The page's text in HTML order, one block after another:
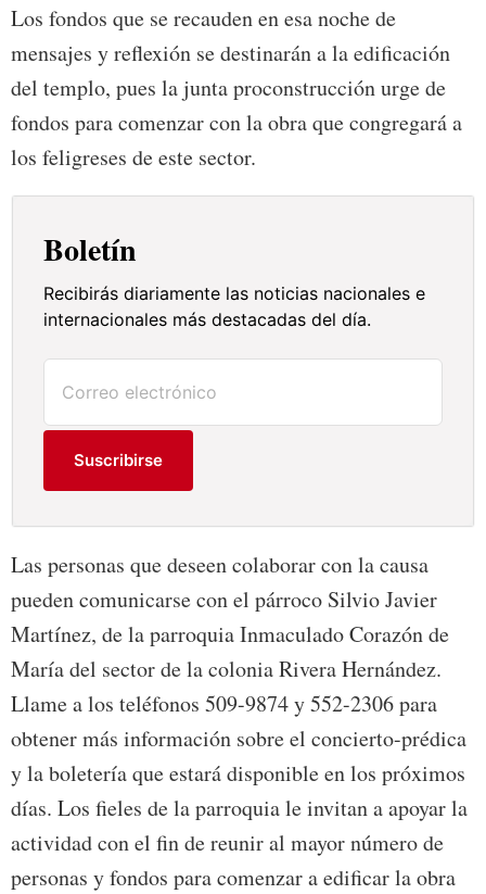
Los fondos que se recauden en esa noche de
mensajes y reflexión se destinarán a la edificación
del templo, pues la junta proconstrucción urge de
fondos para comenzar con la obra que congregará a
los feligreses de este sector.
Boletín
Recibirás diariamente las noticias nacionales e
internacionales más destacadas del día.
Suscribirse
Las personas que deseen colaborar con la causa
pueden comunicarse con el párroco Silvio Javier
Martínez, de la parroquia Inmaculado Corazón de
María del sector de la colonia Rivera Hernández.
Llame a los teléfonos 509-9874 y 552-2306 para
obtener más información sobre el concierto-prédica
y la boletería que estará disponible en los próximos
días. Los fieles de la parroquia le invitan a apoyar la
actividad con el fin de reunir al mayor número de
personas y fondos para comenzar a edificar la obra